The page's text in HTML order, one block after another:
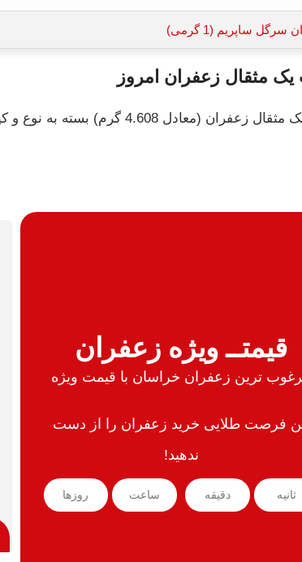
سرگل ساپریم (1 گرمی)
مثقال زعفران امروز
4.608 گرم) بسته به نوع و کیفیت آن متفاوت است. قیمت یک مثال زعفران ممتاز ساپریم
قیمتــ ویژه زعفران
ترین زعفران خراسان با قیمت ویژه
فرصت طلایی خرید زعفران را از دست
ندهید!
روزها ساعت‌ دقیقه ثانیه